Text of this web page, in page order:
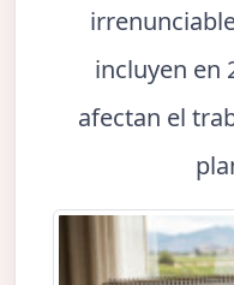
incluyen en
afectan el